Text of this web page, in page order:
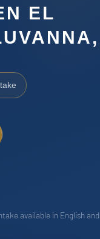
EL
available in English and